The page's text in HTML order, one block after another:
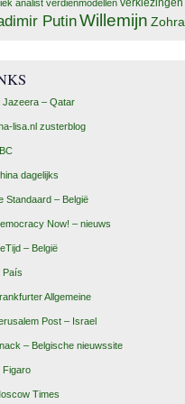
analist verdienmodellen verkiezingen
PutinWillemijn Zohra
Jazeera – Qatar
lisa.nl zusterblog
dagelijks
Standaard – België
Now! – nieuws
– België
País
Allgemeine
Post – Israel
– Belgische nieuwssite
Figaro
Times